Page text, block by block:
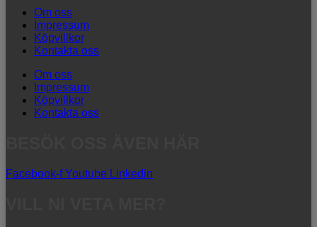
Om oss
Impressum
Köpvillkor
Kontakta oss
Om oss
Impressum
Köpvillkor
Kontakta oss
Facebook-f Youtube Linkedin